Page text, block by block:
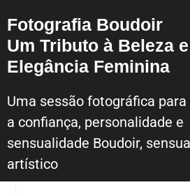
Fotografia Boudoir
Um Tributo à Beleza e
Elegância Feminina
Uma sessão fotográfica
a confiança, personalidade e
sensualidade Boudoir,
artístico